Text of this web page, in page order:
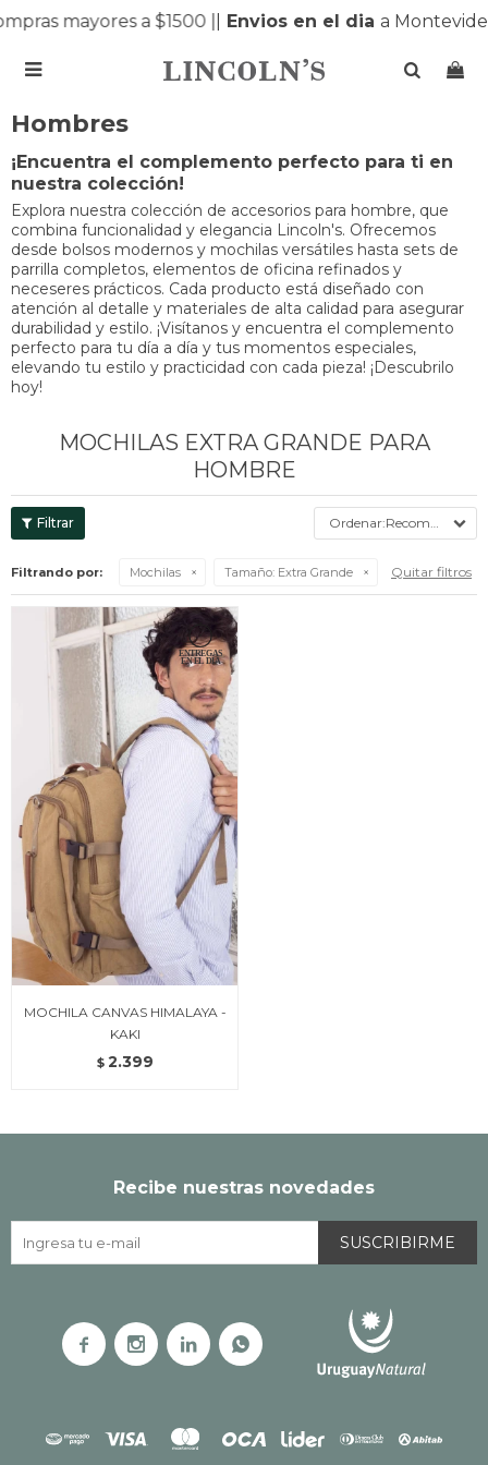
mayores a $1500 | Envios en el dia a

Hombres
¡Encuentra el complemento perfecto para ti en
nuestra colección!
Explora nuestra colección de accesorios para hombre, que
combina funcionalidad y elegancia Lincoln's. Ofrecemos
desde bolsos modernos y mochilas versátiles hasta sets de
parrilla completos, elementos de oficina refinados y
neceseres prácticos. Cada producto está diseñado con
atención al detalle y materiales de alta calidad para asegurar
durabilidad y estilo. ¡Visítanos y encuentra el complemento
perfecto para tu día a día y tus momentos especiales,
elevando tu estilo y practicidad con cada pieza! ¡Descubrilo
hoy!
MOCHILAS EXTRA GRANDE PARA
HOMBRE
Recomendados
Filtrando por: Mochilas Tamaño: Extra Grande Quitar filtros
MOCHILA CANVAS HIMALAYA -
KAKI
$ 2.399
Recibe nuestras novedades
SUSCRIBIRME
   